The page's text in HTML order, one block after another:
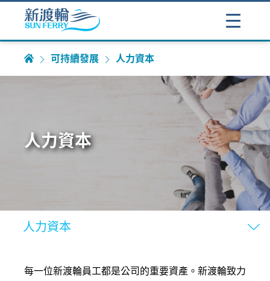
可持續發展 人力資本
人力資本
人力資本
每一位新渡輪員工都是公司的重要資產。新渡輪致力